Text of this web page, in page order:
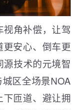
角补偿，让驾
安心、倒车更
技术的元境智
区全场景NOA
匝道、避让拥